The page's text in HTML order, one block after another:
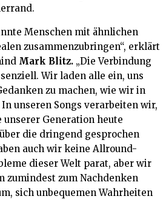
Menschen mit ähnlichen
zusammenzubringen“, erklärt
Mark Blitz. „Die Verbindung
Wir laden alle ein, uns
zu machen, wie wir in
unseren Songs verarbeiten wir,
unserer Generation heute
die dringend gesprochen
auch wir keine Allround-
dieser Welt parat, aber wir
zumindest zum Nachdenken
sich unbequemen Wahrheiten